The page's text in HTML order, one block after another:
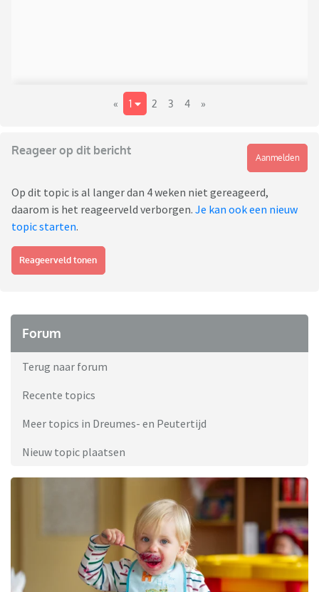
« 1 2 3 4 »
Reageer op dit bericht
Aanmelden
Op dit topic is al langer dan 4 weken niet gereageerd,
daarom is het reageerveld verborgen. Je kan ook een nieuw
topic starten.
Reageerveld tonen
Forum
Terug naar forum
Recente topics
Meer topics in Dreumes- en Peutertijd
Nieuw topic plaatsen